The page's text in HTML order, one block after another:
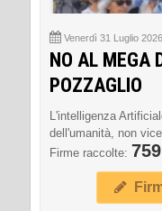
Venerdì 31 Luglio 2026
NO AL MEGA
POZZAGLIO
L'intelligenza
dell'umanità, non
Firme raccolte: 759